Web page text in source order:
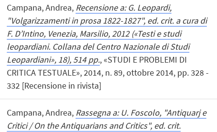
Campana, Andrea, Recensione a: G. Leopardi,
"Volgarizzamenti in prosa 1822-1827", ed. crit. a cura di
F. D’Intino, Venezia, Marsilio, 2012 («Testi e studi
leopardiani. Collana del Centro Nazionale di Studi
Leopardiani», 18), 514 pp., «STUDI E PROBLEMI DI
CRITICA TESTUALE», 2014, n. 89, ottobre 2014, pp. 328 -
332 [Recensione in rivista]
Campana, Andrea, Rassegna a: U. Foscolo, "Antiquarj e
Critici / On the Antiquarians and Critics", ed. crit.